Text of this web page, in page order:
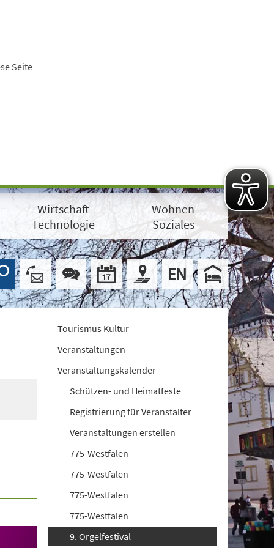
Seite
Wirtschaft
Technologie
Wohnen
Soziales
Tourismus Kultur
Veranstaltungen
Veranstaltungskalender
Schützen- und Heimatfeste
Registrierung für Veranstalter
Veranstaltungen erstellen
775-Westfalen
775-Westfalen
775-Westfalen
775-Westfalen
9. Orgelfestival